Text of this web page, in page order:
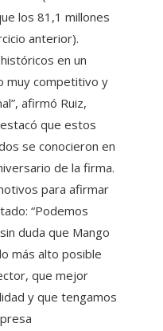
los 81,1 millones
anterior).
en un
muy competitivo y
afirmó Ruiz,
que estos
se conocieron en
de la firma.
para afirmar
“Podemos
duda que Mango
más alto posible
que mejor
y que tengamos